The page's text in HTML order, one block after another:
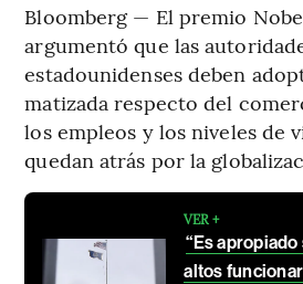
Bloomberg — El premio
argumentó que las
estadounidenses deben
matizada respecto del
los empleos y los niveles de
quedan atrás por la
VER +
“Es
altos